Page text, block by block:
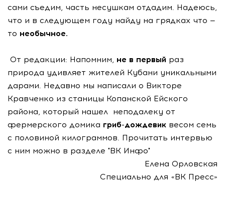
сами съедим, часть несушкам отдадим. Надеюсь,
что и в следующем году найду на грядках что —
то необычное.
От редакции: Напомним, не в первый раз
природа удивляет жителей Кубани уникальными
дарами. Недавно мы написали о Викторе
Кравченко из станицы Копанской Ейского
района, который нашел неподалеку от
фермерского домика гриб-дождевик весом семь
с половиной килограммов. Прочитать интервью
с ним можно в разделе "ВК Инфо"
Елена Орловская
Специально для «ВК Пресс»